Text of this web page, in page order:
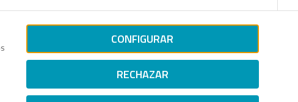
CONFIGURAR
RECHAZAR